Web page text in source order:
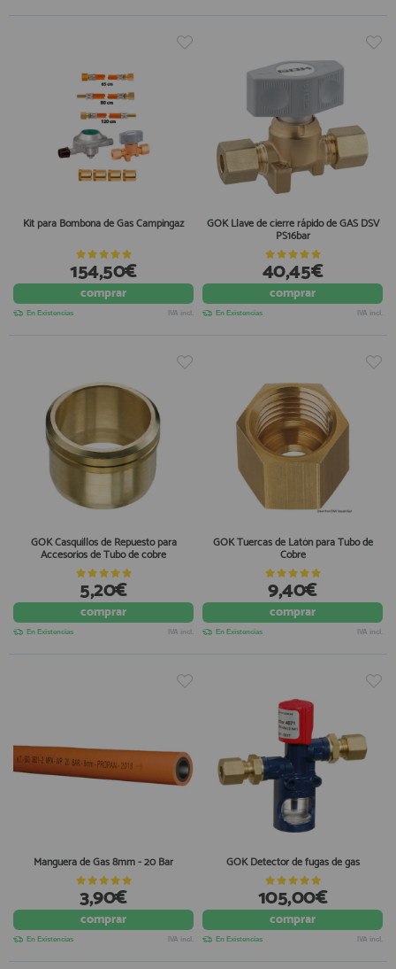
Kit para Bombona de Gas Campingaz
154,50€
comprar
En Existencias IVA incl.
GOK Llave de cierre rápido de GAS DSV
PS16bar
40,45€
comprar
En Existencias IVA incl.
GOK Casquillos de Repuesto para
Accesorios de Tubo de cobre
5,20€
comprar
En Existencias IVA incl.
GOK Tuercas de Latón para Tubo de
Cobre
9,40€
comprar
En Existencias IVA incl.
Manguera de Gas 8mm - 20 Bar
3,90€
comprar
En Existencias IVA incl.
GOK Detector de fugas de gas
105,00€
comprar
En Existencias IVA incl.